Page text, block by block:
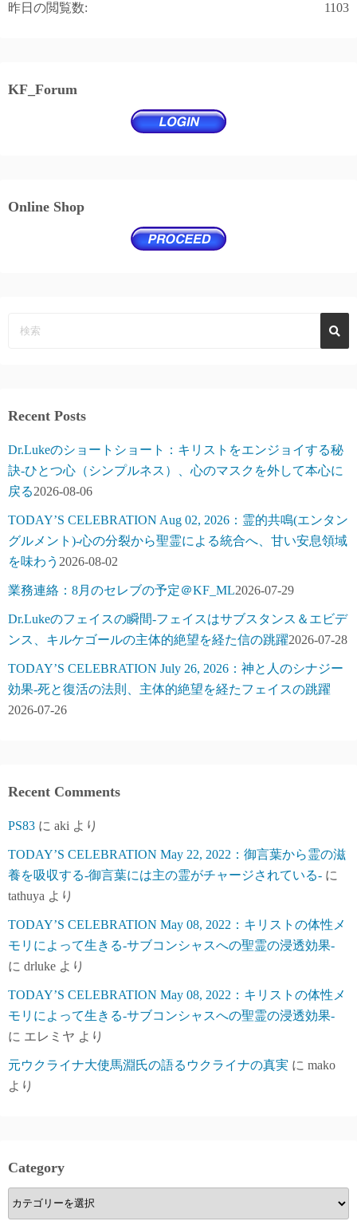
1103
昨日の閲覧数:
KF_Forum
Online Shop
Recent Posts
Dr.Lukeのショートショート：キリストをエンジョイする秘
訣-ひとつ心（シンプルネス）、心のマスクを外して本心に
戻る2026-08-06
TODAY’S CELEBRATION Aug 02, 2026：霊的共鳴(エンタン
グルメント)-心の分裂から聖霊による統合へ、甘い安息領域
を味わう 2026-08-02
業務連絡：8月のセレブの予定＠KF_ML2026-07-29
Dr.Lukeのフェイスの瞬間-フェイスはサブスタンス＆エビデ
ンス、キルケゴールの主体的絶望を経た信の跳躍2026-07-28
TODAY’S CELEBRATION July 26, 2026：神と人のシナジー
効果-死と復活の法則、主体的絶望を経たフェイスの跳躍
2026-07-26
Recent Comments
PS83 に aki より
TODAY’S CELEBRATION May 22, 2022：御言葉から霊の滋
養を吸収する-御言葉には主の霊がチャージされている- に
tathuya より
TODAY’S CELEBRATION May 08, 2022：キリストの体性メ
モリによって生きる-サブコンシャスへの聖霊の浸透効果-
に drluke より
TODAY’S CELEBRATION May 08, 2022：キリストの体性メ
モリによって生きる-サブコンシャスへの聖霊の浸透効果-
に エレミヤ より
元ウクライナ大使馬淵氏の語るウクライナの真実 に mako
より
Category
Category